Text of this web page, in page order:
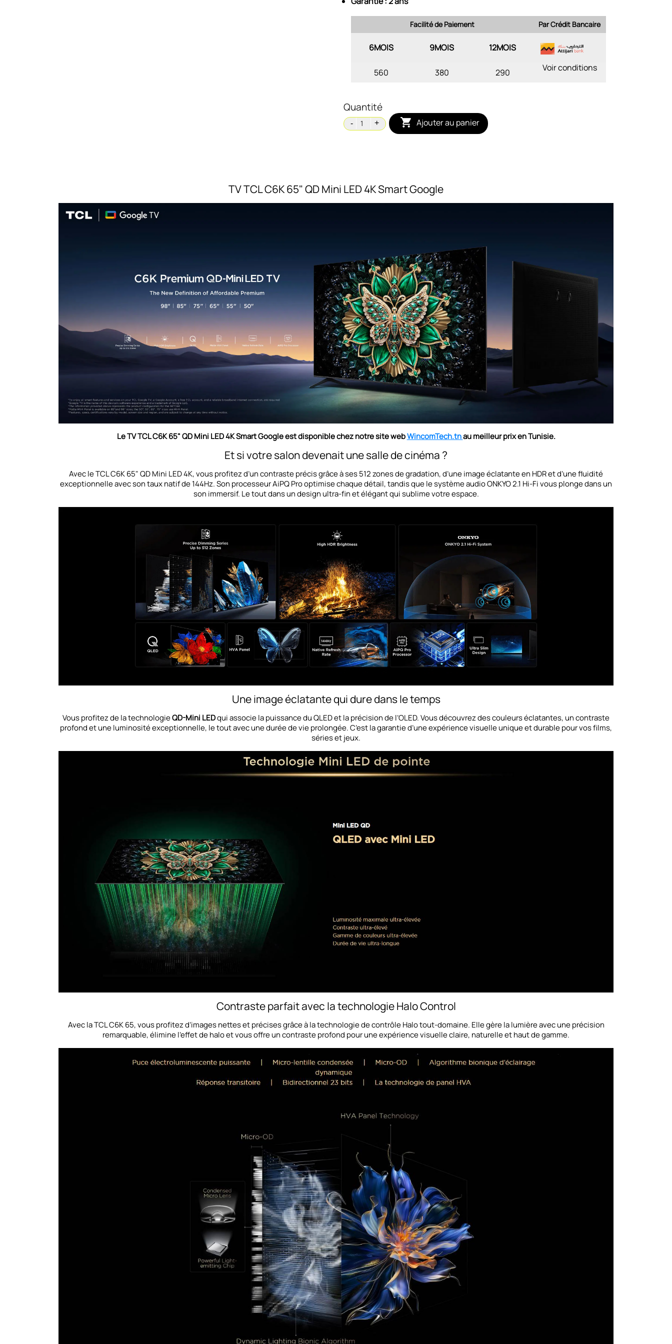
Facilité de Paiement Par Crédit Bancaire
6MOIS 9MOIS 12MOIS
560 380 290 Voir conditions
Quantité
 Ajouter au panier
TV TCL C6K 65" QD Mini LED 4K Smart Google
LeTV TCL C6K 65" QD Mini LED 4K Smart Google est disponiblechez notre site webWincomTech.tnau meilleur prix en Tunisie.
Et si votre salon devenait une salle de cinéma ?
Avec le TCL C6K 65" QD Mini LED 4K, vous profitez d’un contraste précis grâce à ses 512 zones de gradation, d’une image éclatante en HDR et d’une fluidité
exceptionnelle avec son taux natif de 144Hz. Son processeur AiPQ Pro optimise chaque détail, tandis que le système audio ONKYO 2.1 Hi-Fi vous plonge dans un
son immersif. Le tout dans un design ultra-fin et élégant qui sublime votre espace.
Une image éclatante qui dure dans le temps
Vous profitez de la technologieQD-Mini LEDqui associe la puissance du QLED et la précision de l’OLED. Vous découvrez des couleurs éclatantes, un contraste
profond et une luminosité exceptionnelle, le tout avec une durée de vie prolongée. C’est la garantie d’une expérience visuelle unique et durable pour vos films,
séries et jeux.
Contraste parfait avec la technologie Halo Control
Avec la TCL C6K 65, vous profitez d’images nettes et précises grâce à la technologie de contrôle Halo tout-domaine. Elle gère la lumière avec une précision
remarquable, élimine l’effet de halo et vous offre un contraste profond pour une expérience visuelle claire, naturelle et haut de gamme.